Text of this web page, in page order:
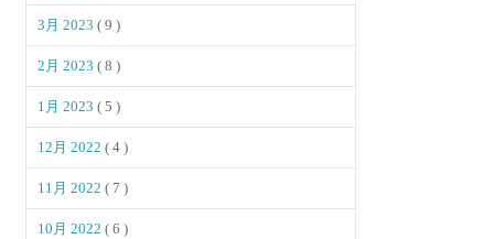
3月 2023( 9 )
2月 2023( 8 )
1月 2023( 5 )
12月 2022( 4 )
11月 2022( 7 )
10月 2022( 6 )